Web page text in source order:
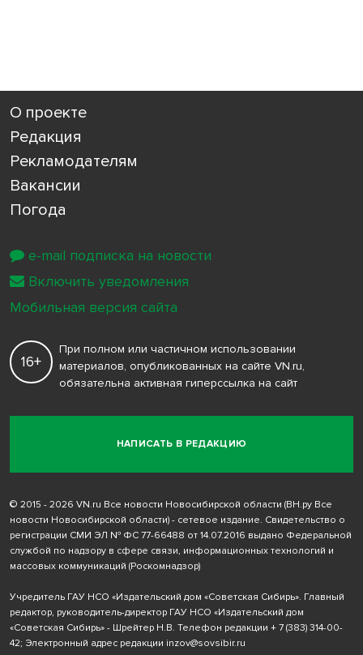
О проекте
Редакция
Рекламодателям
Вакансии
Погода
НАПИСАТЬ В РЕДАКЦИЮ
16+
При полном или частичном использовании
материалов, опубликованных на сайте VN.ru,
обязательна активная гиперссылка на сайт
© 2015 - 2026 VN.ru Все новости Новосибирской области (ВН.ру Все
новости Новосибирской области) - сетевое издание. Свидетельство о
регистрации СМИ ЭЛ № ФС 77-66488 от 14.07.2016 выдано Федеральной
службой по надзору в сфере связи, информационных технологий и
массовых коммуникаций (Роскомнадзор)
Учредитель ГАУ НСО «Издательский дом «Советская Сибирь». Главный
редактор, руководитель-директор ГАУ НСО «Издательский дом
«Советская Сибирь» - Шрейтер Н.В. Телефон редакции + 7 (383) 314-00-
42; Электронный адрес редакции inzov@sovsibir.ru
e-mail подписка на новости
Включить уведомления
Мобильная версия сайта